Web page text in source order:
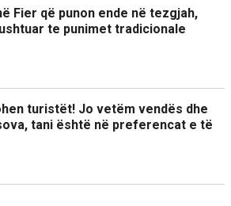
Fier që punon ende në tezgjah,
te punimet tradicionale
turistët! Jo vetëm vendës dhe
tani është në preferencat e të